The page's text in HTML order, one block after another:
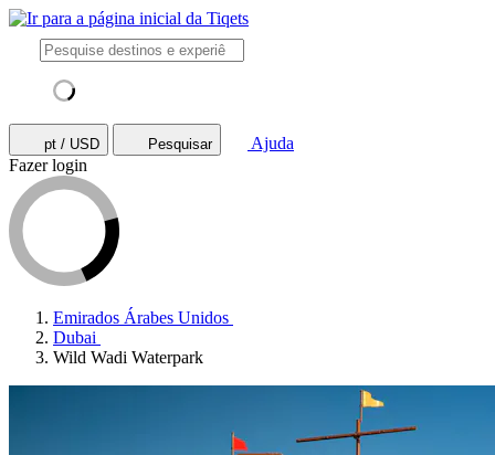
pt / USD Pesquisar
Ajuda
Fazer login
Emirados Árabes Unidos
Dubai
Wild Wadi Waterpark